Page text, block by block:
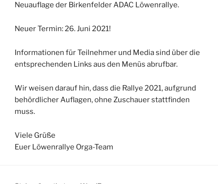
Neuauflage der Birkenfelder ADAC Löwenrallye.
Neuer Termin: 26. Juni 2021!
Informationen für Teilnehmer und Media sind über die
entsprechenden Links aus den Menüs abrufbar.
Wir weisen darauf hin, dass die Rallye 2021, aufgrund
behördlicher Auflagen, ohne Zuschauer stattfinden
muss.
Viele Grüße
Euer Löwenrallye Orga-Team